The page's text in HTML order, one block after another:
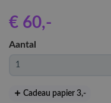
€ 60,-
Aantal
Cadeau papier 3,-